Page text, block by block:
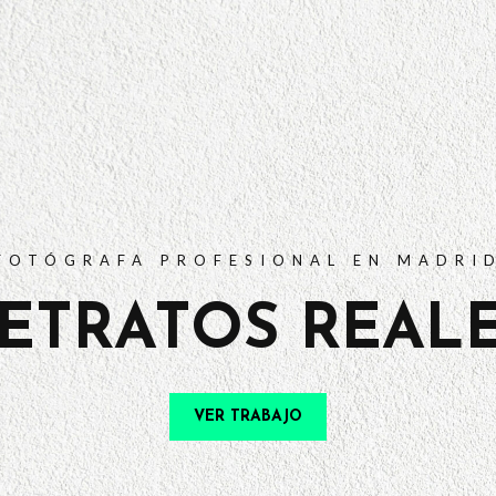
TARIFAS
PREGUNTAS FRECUENTES
CONTACTO
PROFESIONAL EN
VER TRABAJO